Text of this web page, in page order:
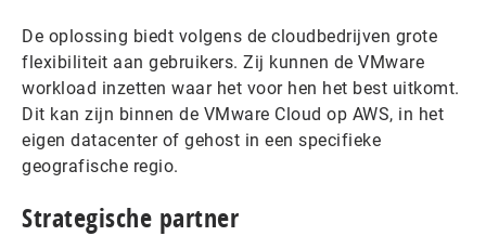
De oplossing biedt volgens de cloudbedrijven grote
flexibiliteit aan gebruikers. Zij kunnen de VMware
workload inzetten waar het voor hen het best uitkomt.
Dit kan zijn binnen de VMware Cloud op AWS, in het
eigen datacenter of gehost in een specifieke
geografische regio.
Strategische partner